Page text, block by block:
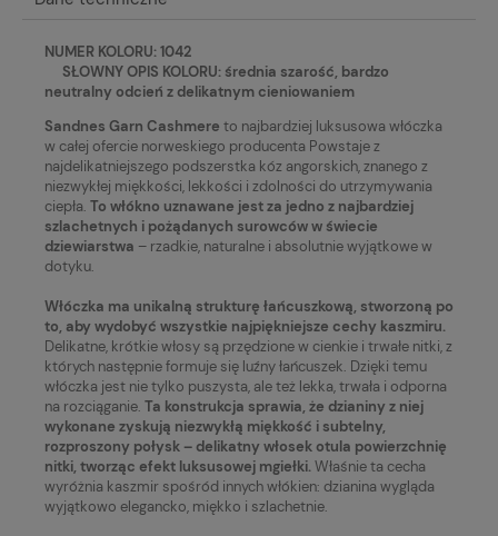
NUMER KOLORU: 1042
SŁOWNY OPIS KOLORU: średnia szarość, bardzo
neutralny odcień z delikatnym cieniowaniem
Sandnes Garn Cashmere to najbardziej luksusowa włóczka
w całej ofercie norweskiego producenta Powstaje z
najdelikatniejszego podszerstka kóz angorskich, znanego z
niezwykłej miękkości, lekkości i zdolności do utrzymywania
ciepła. To włókno uznawane jest za jedno z najbardziej
szlachetnych i pożądanych surowców w świecie
dziewiarstwa – rzadkie, naturalne i absolutnie wyjątkowe w
dotyku.
Włóczka ma unikalną strukturę łańcuszkową, stworzoną po
to, aby wydobyć wszystkie najpiękniejsze cechy kaszmiru.
Delikatne, krótkie włosy są przędzione w cienkie i trwałe nitki, z
których następnie formuje się luźny łańcuszek. Dzięki temu
włóczka jest nie tylko puszysta, ale też lekka, trwała i odporna
na rozciąganie. Ta konstrukcja sprawia, że dzianiny z niej
wykonane zyskują niezwykłą miękkość i subtelny,
rozproszony połysk – delikatny włosek otula powierzchnię
nitki, tworząc efekt luksusowej mgiełki.Właśnie ta cecha
wyróżnia kaszmir spośród innych włókien: dzianina wygląda
wyjątkowo elegancko, miękko i szlachetnie.